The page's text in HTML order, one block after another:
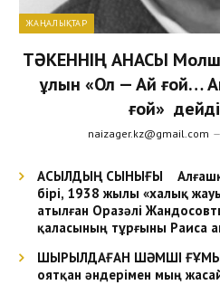
ЖАҢАЛЫҚТАР
ТӘКЕННІҢ АНАСЫ
ұлын «Ол — Ай ғой…
ғой»
naizager.kz@gmail.com
АСЫЛДЫҢ СЫНЫҒЫ
бірі, 1938 жылы «халық
атылған Оразәлі
қаласының тұрғыны Раиса
ШЫРЫЛДАҒАН ШӘМШІ
оятқан әндерімен мың